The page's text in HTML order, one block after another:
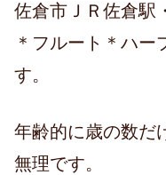
佐倉市ＪＲ佐倉駅
＊フルート＊ハー
す。
年齢的に歳の数だ
無理です。